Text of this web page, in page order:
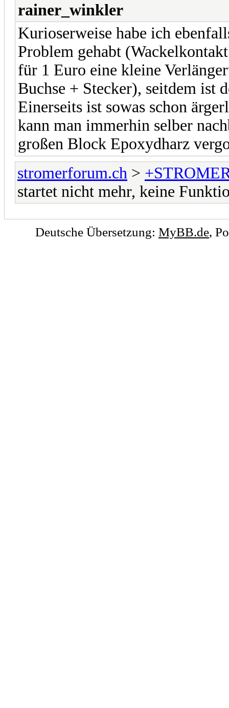
rainer_winkler
Kurioserweise habe ich
Problem gehabt
für 1 Euro eine kleine
Buchse + Stecker), seitdem ist
Einerseits ist sowas schon
kann man immerhin selber
großen Block Epoxydharz
stromerforum.ch >
startet nicht mehr, keine
Deutsche Übersetzung: MyBB.de,